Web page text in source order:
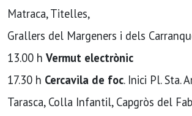
Matraca, Titelles,
Grallers del Margeners i dels
13.00 h Vermut electrònic
17.30 h Cercavila de foc. Inici Pl. Sta.
Tarasca, Colla Infantil, Capgròs del